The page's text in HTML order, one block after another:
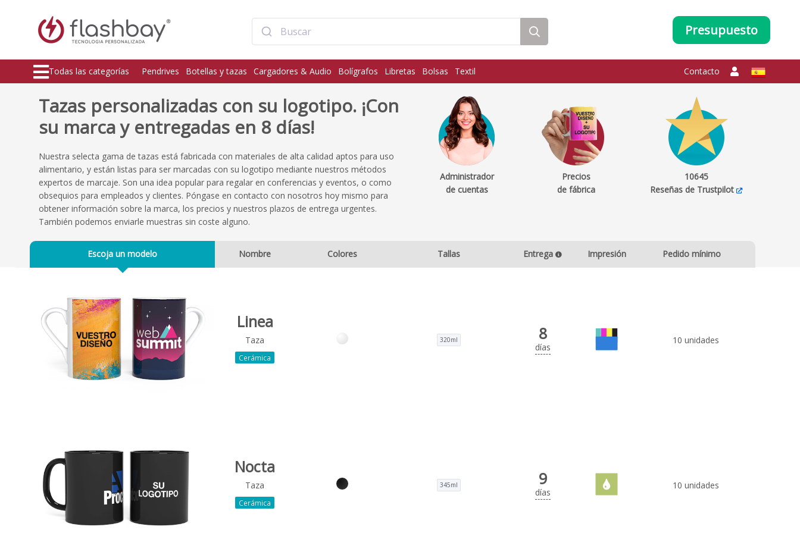
Presupuesto
Todas las categorías Pendrives Botellas y tazas Cargadores & Audio Bolígrafos Libretas Bolsas Textil Contacto
Tazas personalizadas con su logotipo. ¡Con
su marca y entregadas en 8 días!
Nuestra selecta gama de tazas está fabricada con materiales de alta calidad aptos para uso
alimentario, y están listas para ser marcadas con su logotipo mediante nuestros métodos
expertos de marcaje. Son una idea popular para regalar en conferencias y eventos, o como
obsequios para empleados y clientes. Póngase en contacto con nosotros hoy mismo para
obtener información sobre la marca, los precios y nuestros plazos de entrega urgentes.
También podemos enviarle muestras sin coste alguno.
Administrador
de cuentas
Precios
de fábrica
10645
Reseñas de Trustpilot
Escoja un modelo Nombre Colores Tallas Entrega Impresión Pedido mínimo
Linea
Taza
Cerámica
320ml 8
días
10 unidades
Nocta
Taza
Cerámica
345ml 9
días
10 unidades